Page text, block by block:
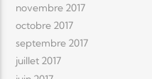
novembre 2017
octobre 2017
septembre 2017
juillet 2017